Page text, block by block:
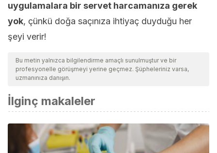
uygulamalara bir servet harcamanıza gerek
yok, çünkü doğa saçınıza ihtiyaç duyduğu her
şeyi verir!
Bu metin yalnızca bilgilendirme amaçlı sunulmuştur ve bir
profesyonelle görüşmeyi yerine geçmez. Şüpheleriniz varsa,
uzmanınıza danışın.
İlginç makaleler